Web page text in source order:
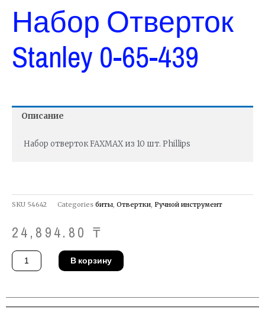
Набор Отверток
Stanley 0-65-439
Описание
Набор отверток FAXMAX из 10 шт. Phillips
SKU 54642 Categories биты, Отвертки, Ручной инструмент
24,894.80 ₸
Количество
товара
Набор
65-
439
В корзину